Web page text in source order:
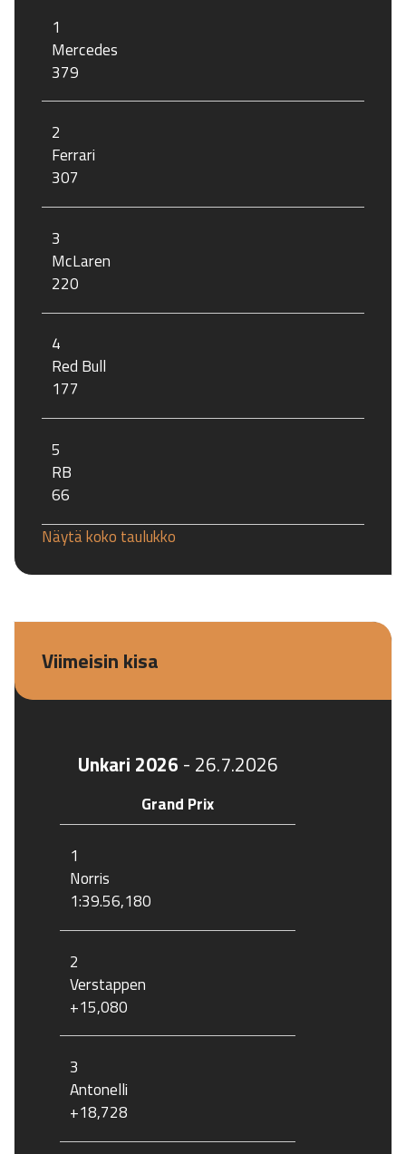
1
Mercedes
379
2
Ferrari
307
3
McLaren
220
4
Red Bull
177
5
RB
66
Näytä koko taulukko
Viimeisin kisa
Unkari 2026 - 26.7.2026
Grand Prix
1
Norris
1:39.56,180
2
Verstappen
+15,080
3
Antonelli
+18,728